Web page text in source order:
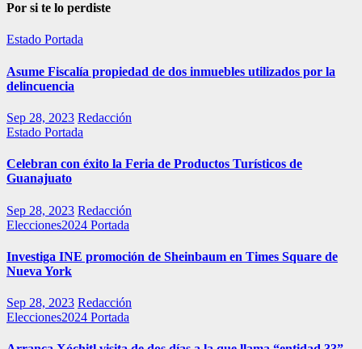
Por si te lo perdiste
Estado Portada
Asume Fiscalía propiedad de dos inmuebles utilizados por la
delincuencia
Sep 28, 2023 Redacción
Estado Portada
Celebran con éxito la Feria de Productos Turísticos de
Guanajuato
Sep 28, 2023 Redacción
Elecciones2024 Portada
Investiga INE promoción de Sheinbaum en Times Square de
Nueva York
Sep 28, 2023 Redacción
Elecciones2024 Portada